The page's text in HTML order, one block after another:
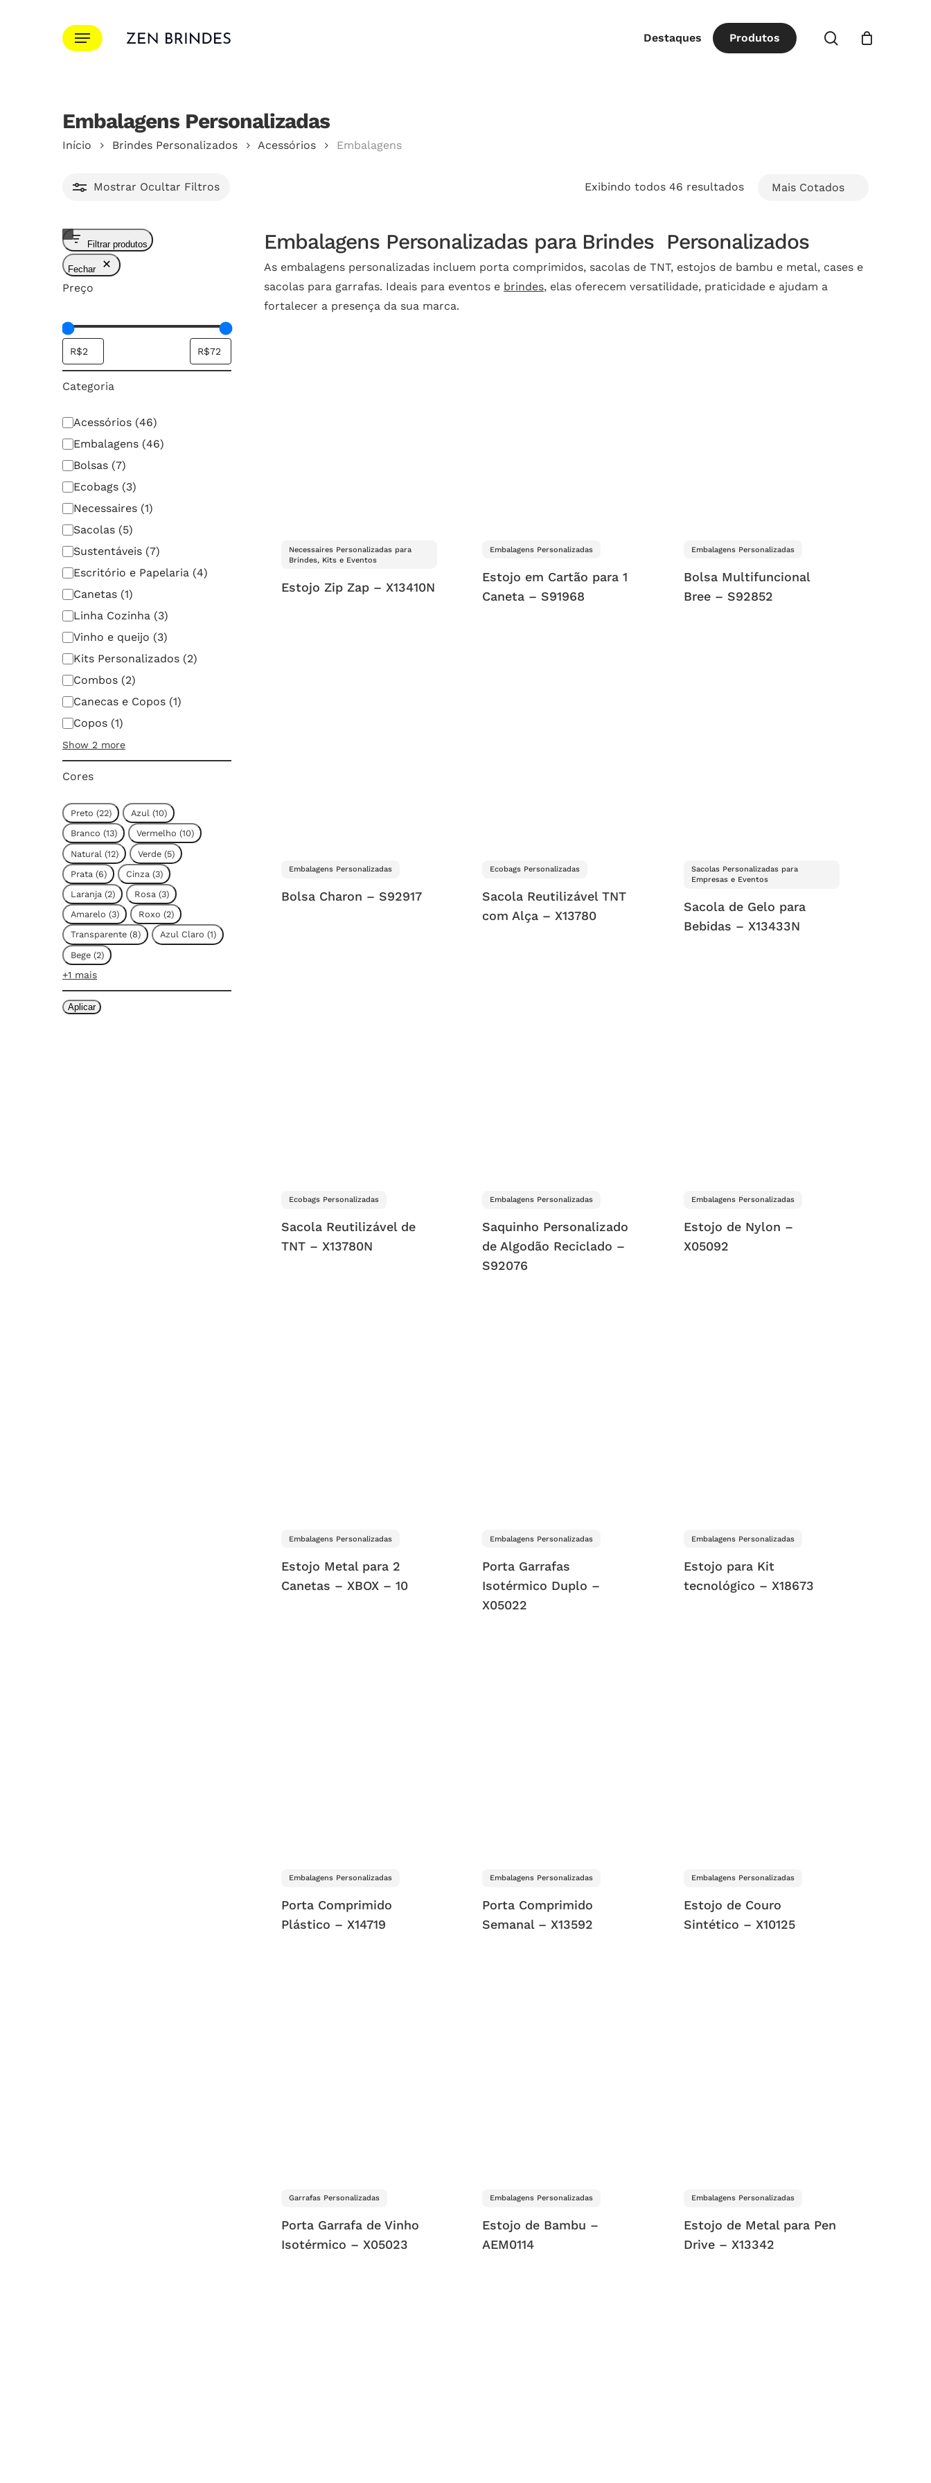
Pressione Enter para pesquisar ou ESC para fechar.
Menu
Destaques Produtos procurar
Embalagens Personalizadas
Início Brindes Personalizados Acessórios Embalagens
Mostrar Ocultar Filtros Exibindo todos 46 resultadosClassificado
popularidade
Filtrar produtos
Fechar
Preço
Categoria
Categoria
Acessórios (46)
Embalagens (46)
Bolsas (7)
Ecobags (3)
Necessaires (1)
Sacolas (5)
Sustentáveis (7)
Escritório e Papelaria (4)
Canetas (1)
Linha Cozinha (3)
Vinho e queijo (3)
Kits Personalizados (2)
Combos (2)
Canecas e Copos (1)
Copos (1)
Show 2 more
Cores
CorPreto (22 ) Azul (10 )
Branco (13 ) Vermelho (10 )
Natural (12 ) Verde (5 )
Prata (6 ) Cinza (3 )
Laranja (2 ) Rosa (3 )
Amarelo (3 ) Roxo (2 )
Transparente (8 ) Azul Claro (1 )
Bege (2 )
+1 mais
Aplicar
Embalagens Personalizadas para Brindes Personalizados
As embalagens personalizadas incluem porta comprimidos, sacolas de TNT, estojos de bambu e metal, cases e
sacolas para garrafas. Ideais para eventos e brindes, elas oferecem versatilidade, praticidade e ajudam a
fortalecer a presença da sua marca.
Necessaires Personalizadas para
Brindes, Kits e Eventos
Estojo Zip Zap – X13410N
Embalagens Personalizadas
Estojo em Cartão para 1
Caneta – S91968
Embalagens Personalizadas
Bolsa Multifuncional
Bree – S92852
Embalagens Personalizadas
Bolsa Charon – S92917
Ecobags Personalizadas
Sacola Reutilizável TNT
com Alça – X13780
Sacolas Personalizadas para
Empresas e Eventos
Sacola de Gelo para
Bebidas – X13433N
Ecobags Personalizadas
Sacola Reutilizável de
TNT – X13780N
Embalagens Personalizadas
Saquinho Personalizado
de Algodão Reciclado –
S92076
Embalagens Personalizadas
Estojo de Nylon –
X05092
Embalagens Personalizadas
Estojo Metal para 2
Canetas – XBOX – 10
Embalagens Personalizadas
Porta Garrafas
Isotérmico Duplo –
X05022
Embalagens Personalizadas
Estojo para Kit
tecnológico – X18673
Embalagens Personalizadas
Porta Comprimido
Plástico – X14719
Embalagens Personalizadas
Porta Comprimido
Semanal – X13592
Embalagens Personalizadas
Estojo de Couro
Sintético – X10125
Garrafas Personalizadas
Porta Garrafa de Vinho
Isotérmico – X05023
Embalagens Personalizadas
Estojo de Bambu –
AEM0114
Embalagens Personalizadas
Estojo de Metal para Pen
Drive – X13342